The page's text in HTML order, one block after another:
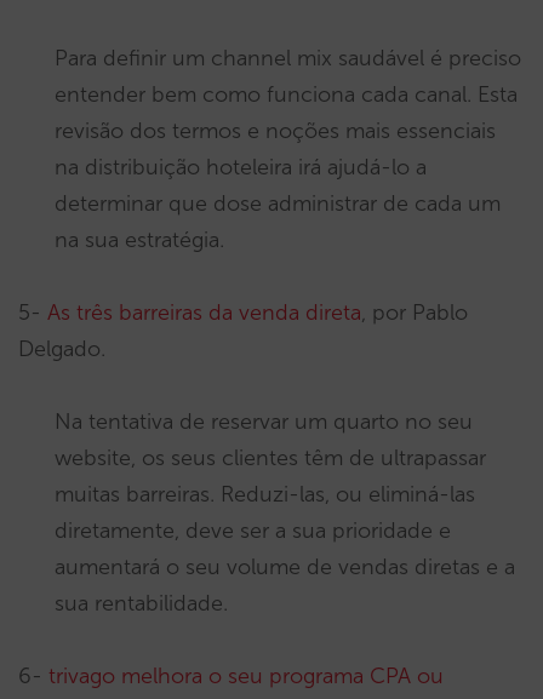
Para definir um channel mix saudável é preciso
entender bem como funciona cada canal. Esta
revisão dos termos e noções mais essenciais
na distribuição hoteleira irá ajudá-lo a
determinar que dose administrar de cada um
na sua estratégia.
5- As três barreiras da venda direta, por Pablo
Delgado.
Na tentativa de reservar um quarto no seu
website, os seus clientes têm de ultrapassar
muitas barreiras. Reduzi-las, ou eliminá-las
diretamente, deve ser a sua prioridade e
aumentará o seu volume de vendas diretas e a
sua rentabilidade.
6- trivago melhora o seu programa CPA ou